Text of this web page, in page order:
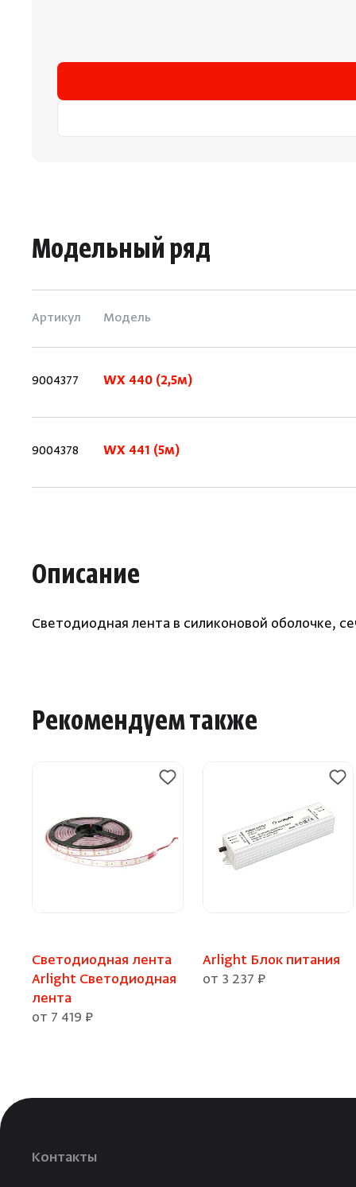
Модельный ряд
Артикул Модель
9004377 WX 440 (2,5м)
9004378 WX 441 (5м)
Описание
Светодиодная лента в силиконовой оболочке,
Рекомендуем также
Светодиодная лента
Arlight Светодиодная
лента
от 7 419 ₽
Arlight Блок питания
от 3 237 ₽
Контакты